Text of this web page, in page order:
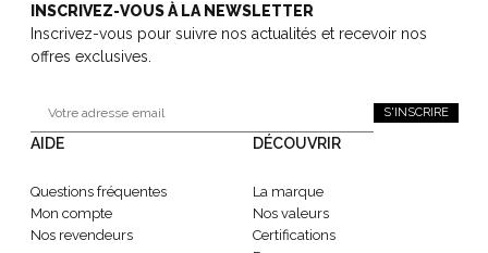
INSCRIVEZ-VOUS À LA NEWSLETTER
Inscrivez-vous pour suivre nos actualités et recevoir nos
offres exclusives.
S'INSCRIRE
AIDE
Questions fréquentes
Mon compte
Nos revendeurs
DÉCOUVRIR
La marque
Nos valeurs
Certifications